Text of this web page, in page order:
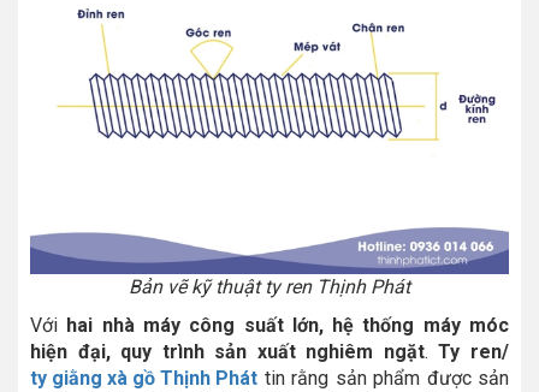
Bản vẽ kỹ thuật ty ren Thịnh Phát
Với hai nhà máy công suất lớn, hệ thống máy móc
hiện đại, quy trình sản xuất nghiêm ngặt.Ty ren/
ty giằng xà gồ Thịnh Phát tin rằng sản phẩm được sản